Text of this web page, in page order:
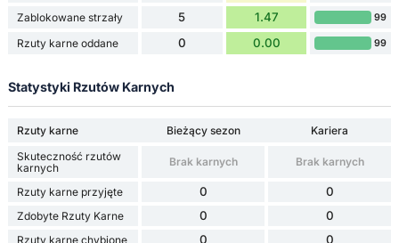
Zablokowane strzały 5 1.47 99
Rzuty karne oddane 0 0.00 99
Statystyki Rzutów Karnych
Rzuty karne Bieżący sezon
Kariera
Skuteczność rzutów
karnych
Brak karnych Brak karnych
Rzuty karne przyjęte 0 0
Zdobyte Rzuty Karne 0 0
Rzuty karne chybione 0 0